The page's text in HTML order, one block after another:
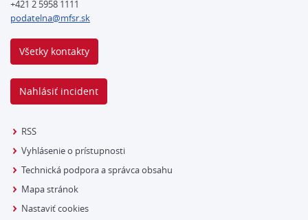
+421 2 5958 1111
podatelna@mfsr.sk
Všetky kontakty
Nahlásiť incident
RSS
Vyhlásenie o prístupnosti
Technická podpora a správca obsahu
Mapa stránok
Nastaviť cookies